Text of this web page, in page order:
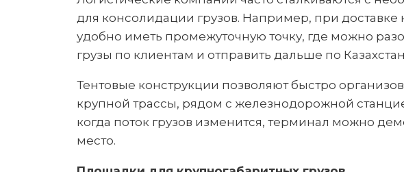
для консолидации грузов. Например, при доставке
удобно иметь промежуточную точку, где можно
грузы по клиентам и отправить дальше по
Тентовые конструкции позволяют быстро
крупной трассы, рядом с железнодорожной
когда поток грузов изменится, терминал можно
место.